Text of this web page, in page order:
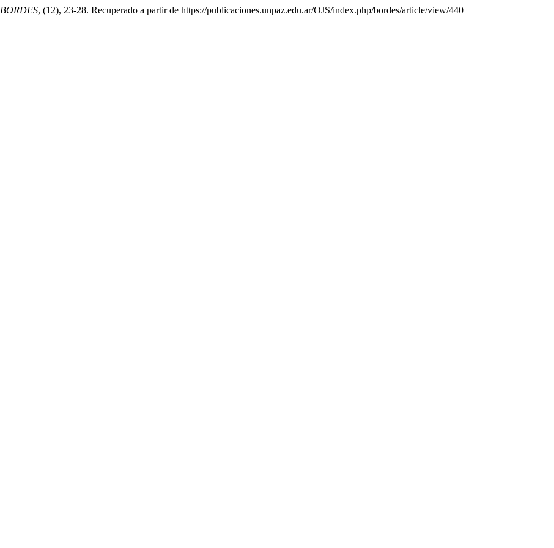
BORDES, (12), 23-28. Recuperado a partir de https://publicaciones.unpaz.edu.ar/OJS/index.php/bordes/article/view/440